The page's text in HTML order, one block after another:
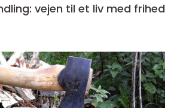
vejen til et liv med frihed